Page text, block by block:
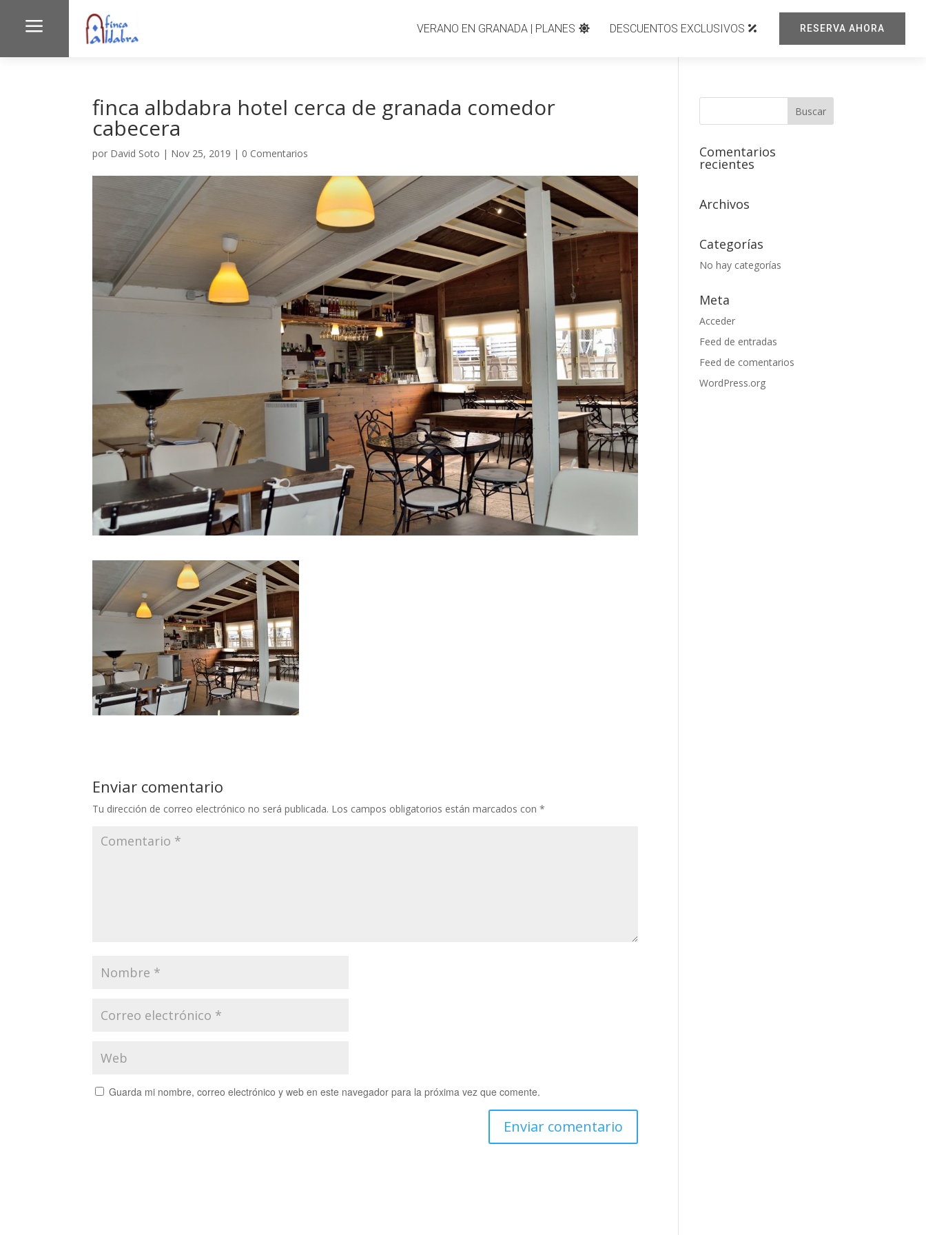
a VERANO EN GRANADA | PLANES DESCUENTOS EXCLUSIVOS RESERVA AHORA
finca albdabra hotel cerca de granada comedor
cabecera
por David Soto | Nov 25, 2019 | 0 Comentarios
Enviar comentario
Tu dirección de correo electrónico no será publicada. Los campos obligatorios están marcados con*
Guarda mi nombre, correo electrónico y web en este navegador para la próxima vez que comente.
Comentarios
recientes
Archivos
Categorías
No hay categorías
Meta
Acceder
Feed de entradas
Feed de comentarios
WordPress.org